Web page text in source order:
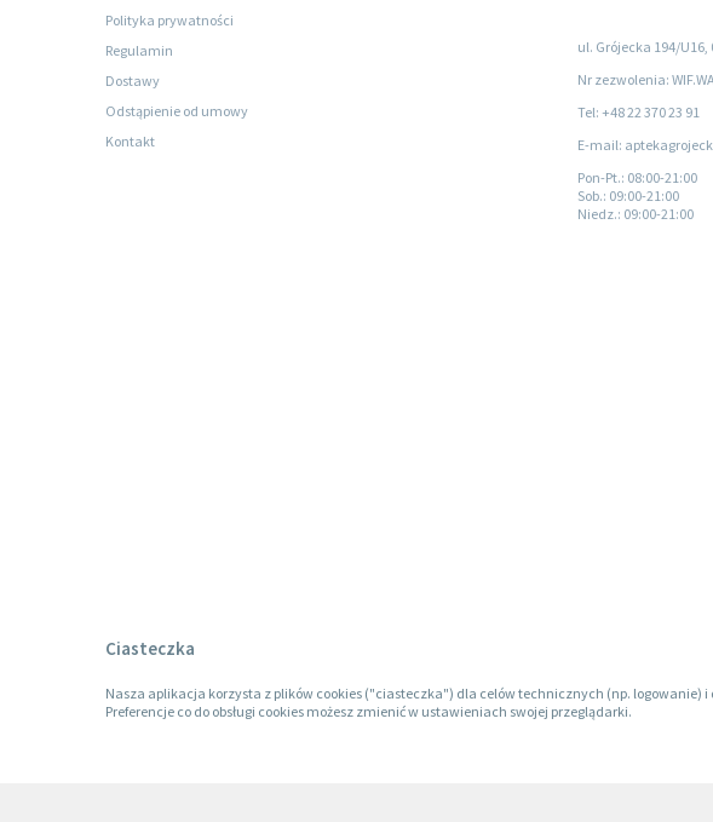
Polityka prywatności
Regulamin
Dostawy
Odstąpienie od umowy
Kontakt
ul. Grójecka 194/U16,
Nr zezwolenia:
Tel: +48 22 370 23 91
E-mail:
Pon-Pt.: 08:00-21:00
Sob.: 09:00-21:00
Niedz.: 09:00-21:00
Ciasteczka
Nasza aplikacja korzysta z plików cookies ("ciasteczka") dla celów technicznych (np.
Preferencje co do obsługi cookies możesz zmienić w ustawieniach swojej przeglądarki.